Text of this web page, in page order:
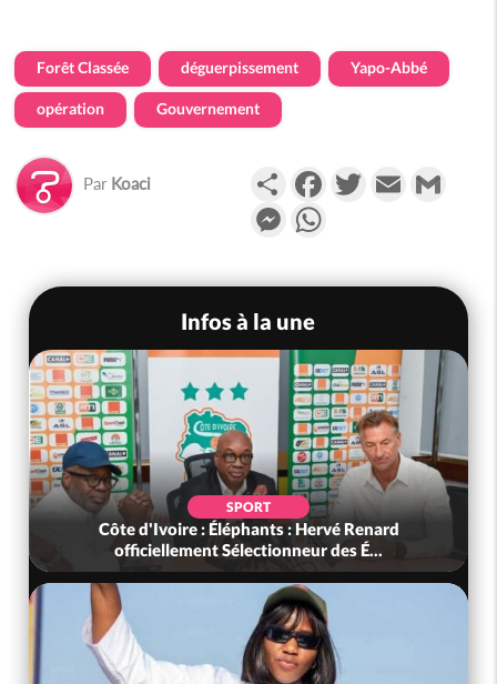
Forêt Classée déguerpissement Yapo-Abbé
opération Gouvernement
Par Koaci PartagerFacebookTwitterEmail
Messenger
Infos à la une
SPORT
Côte d'Ivoire : Éléphants : Hervé Renard
officiellement Sélectionneur des É...